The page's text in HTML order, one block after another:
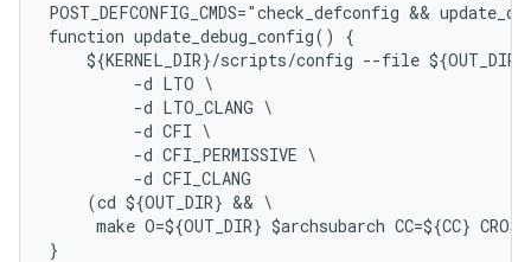
POST_DEFCONFIG_CMDS="check_defconfig &&
function update_debug_config() {
${KERNEL_DIR}/scripts/config --file
         -d LTO \
         -d LTO_CLANG \
         -d CFI \
         -d CFI_PERMISSIVE \
         -d CFI_CLANG
    (cd ${OUT_DIR} && \
make O=${OUT_DIR} $archsubarch CC=${CC}
}